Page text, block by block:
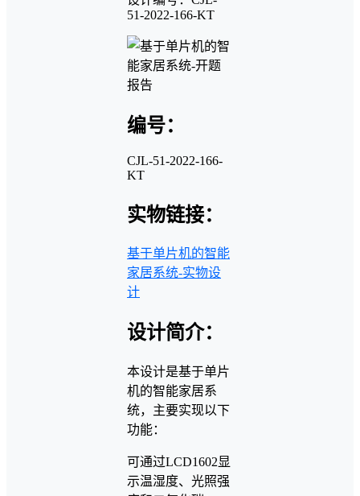
51-2022-166-KT
编号：
CJL-51-2022-166-
KT
实物链接：
基于单片机的智能
家居系统-实物设
计
设计简介：
本设计是基于单片
机的智能家居系
统，主要实现以下
功能：
可通过LCD1602显
示温湿度、光照强